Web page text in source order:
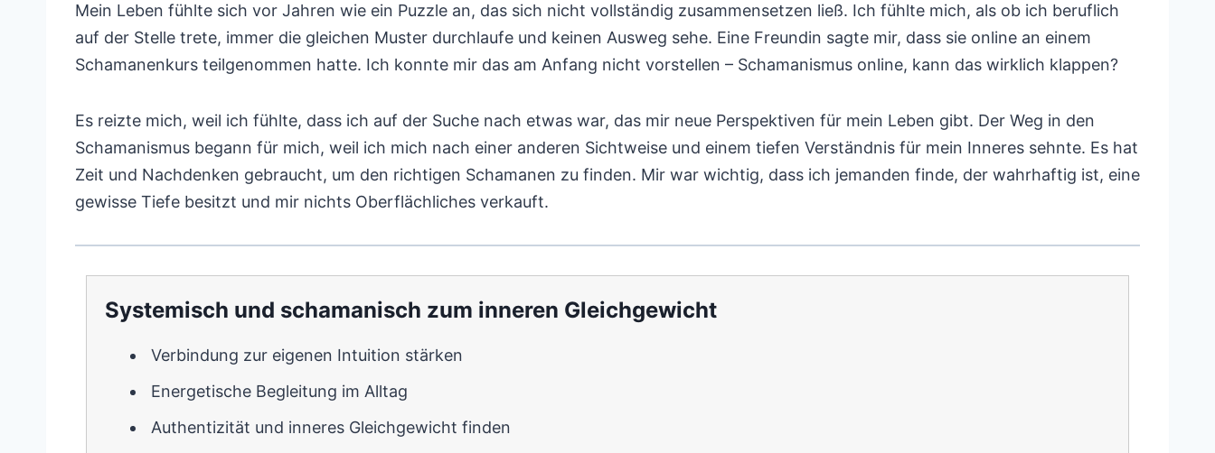
Mein Leben fühlte sich vor Jahren wie ein Puzzle an, das sich nicht vollständig zusammensetzen ließ. Ich fühlte mich, als ob ich beruflich
auf der Stelle trete, immer die gleichen Muster durchlaufe und keinen Ausweg sehe. Eine Freundin sagte mir, dass sie online an einem
Schamanenkurs teilgenommen hatte. Ich konnte mir das am Anfang nicht vorstellen – Schamanismus online, kann das wirklich klappen?
Es reizte mich, weil ich fühlte, dass ich auf der Suche nach etwas war, das mir neue Perspektiven für mein Leben gibt. Der Weg in den
Schamanismus begann für mich, weil ich mich nach einer anderen Sichtweise und einem tiefen Verständnis für mein Inneres sehnte. Es hat
Zeit und Nachdenken gebraucht, um den richtigen Schamanen zu finden. Mir war wichtig, dass ich jemanden finde, der wahrhaftig ist, eine
gewisse Tiefe besitzt und mir nichts Oberflächliches verkauft.
Systemisch und schamanisch zum inneren Gleichgewicht
Verbindung zur eigenen Intuition stärken
Energetische Begleitung im Alltag
Authentizität und inneres Gleichgewicht finden